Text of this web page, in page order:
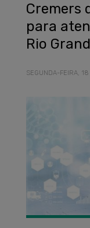
Cremers
para
Rio
SEGUNDA-FEIRA,